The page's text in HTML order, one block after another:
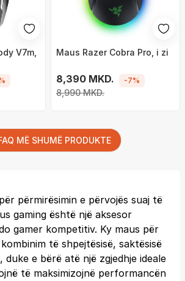
V7m,
Maus Razer Cobra Pro, i zi
8,390 MKD.
8,990 MKD.
-7%
MË SHUMË PRODUKTE
përmirësimin e përvojës suaj të
gaming është një aksesor
gamer kompetitiv. Ky maus për
të shpejtësisë, saktësisë
e bërë atë një zgjedhje ideale
të maksimizojnë performancën